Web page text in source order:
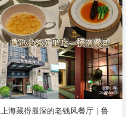
上海藏得最深的老钱风餐厅｜鲁